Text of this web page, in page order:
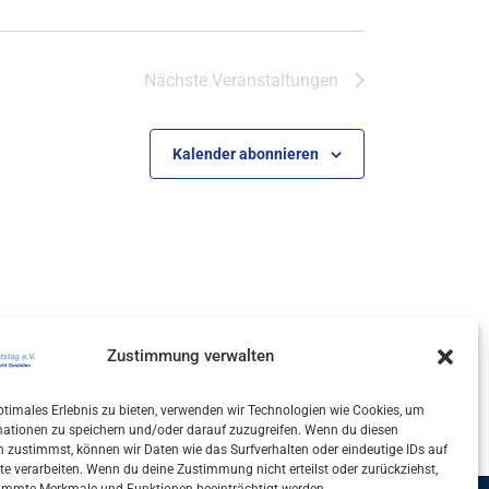
Zustimmung verwalten
Erlebnis zu bieten, verwenden wir Technologien wie Cookies, um
zu speichern und/oder darauf zuzugreifen. Wenn du diesen
zustimmst, können wir Daten wie das Surfverhalten oder eindeutige IDs auf
verarbeiten. Wenn du deine Zustimmung nicht erteilst oder zurückziehst,
Nächste Veranstaltungen
Kalender abonnieren